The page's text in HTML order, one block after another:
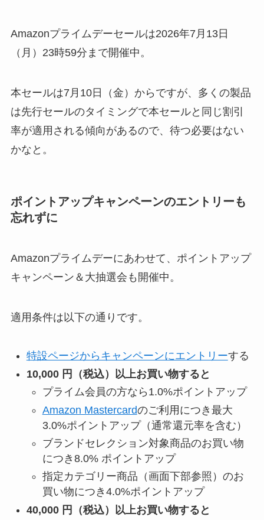
Amazonプライムデーセールは2026年7月13日
（月）23時59分まで開催中。
本セールは7月10日（金）からですが、多くの製品
は先行セールのタイミングで本セールと同じ割引
率が適用される傾向があるので、待つ必要はない
かなと。
ポイントアップキャンペーンのエントリーも
忘れずに
Amazonプライムデーにあわせて、ポイントアップ
キャンペーン＆大抽選会も開催中。
適用条件は以下の通りです。
特設ページからキャンペーンにエントリーする
10,000 円（税込）以上お買い物すると
プライム会員の方なら1.0%ポイントアップ
Amazon Mastercardのご利用につき最大
3.0%ポイントアップ（通常還元率を含む）
ブランドセレクション対象商品のお買い物
につき8.0% ポイントアップ
指定カテゴリー商品（画面下部参照）のお
買い物につき4.0%ポイントアップ
40,000 円（税込）以上お買い物すると